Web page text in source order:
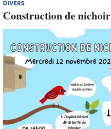
DIVERS
Construction de nichoir